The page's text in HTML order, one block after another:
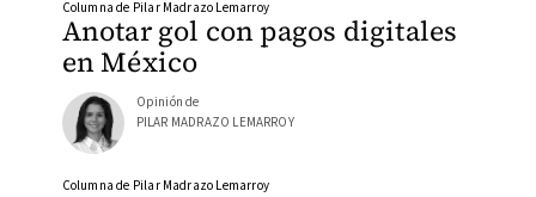
Anotar gol con pagos digitales
en México
Columna de Pilar Madrazo Lemarroy
Opinión de
PILAR MADRAZO LEMARROY
Columna de Pilar Madrazo Lemarroy